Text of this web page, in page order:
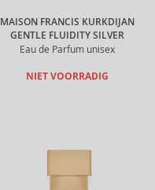
MAISON FRANCIS KURKDIJAN
GENTLE FLUIDITY SILVER
Eau de Parfum unisex
NIET VOORRADIG